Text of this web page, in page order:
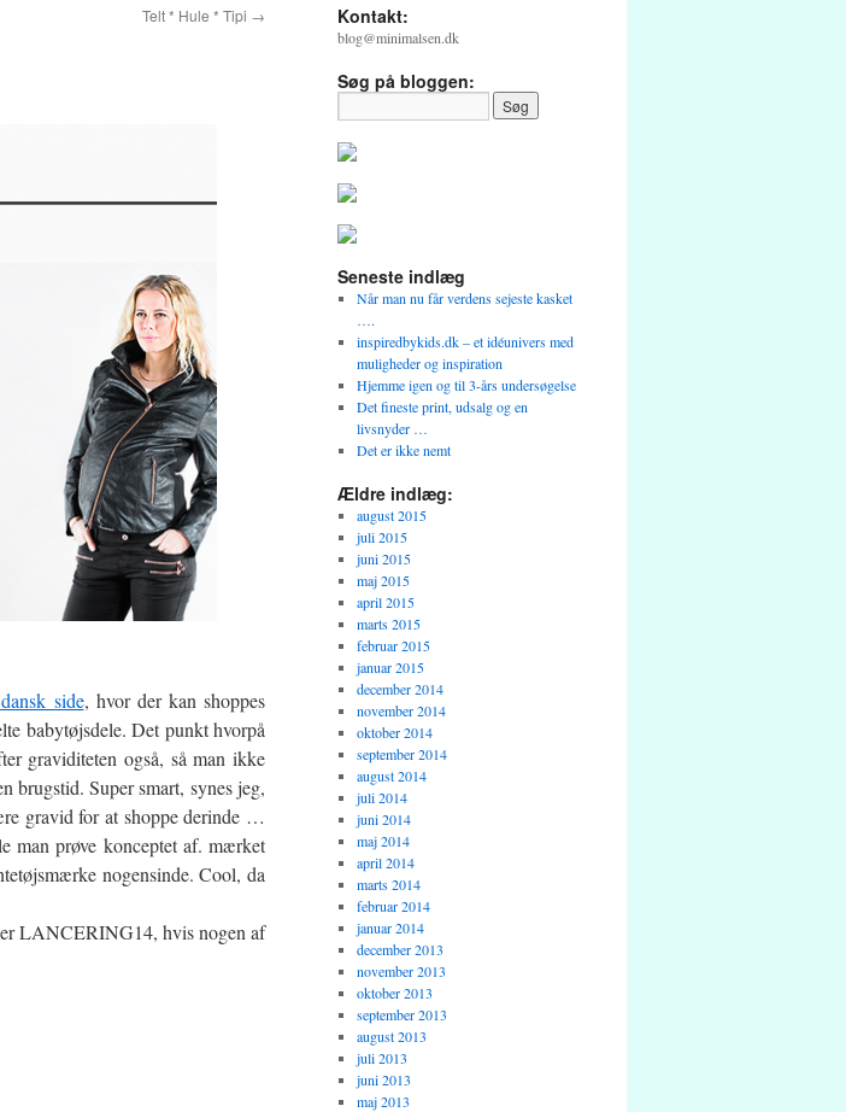
Telt * Hule * Tipi →
side, hvor der kan shoppes
babytøjsdele. Det punkt hvorpå
graviditeten også, så man ikke
brugstid. Super smart, synes jeg,
gravid for at shoppe derinde …
man prøve konceptet af. mærket
nogensinde. Cool, da
LANCERING14, hvis nogen af
Kontakt:
blog@minimalsen.dk
Søg på bloggen:
Seneste indlæg
Når man nu får verdens sejeste kasket
….
inspiredbykids.dk – et idéunivers med
muligheder og inspiration
Hjemme igen og til 3-års undersøgelse
Det fineste print, udsalg og en
livsnyder …
Det er ikke nemt
Ældre indlæg:
august 2015
juli 2015
juni 2015
maj 2015
april 2015
marts 2015
februar 2015
januar 2015
december 2014
november 2014
oktober 2014
september 2014
august 2014
juli 2014
juni 2014
maj 2014
april 2014
marts 2014
februar 2014
januar 2014
december 2013
november 2013
oktober 2013
september 2013
august 2013
juli 2013
juni 2013
maj 2013